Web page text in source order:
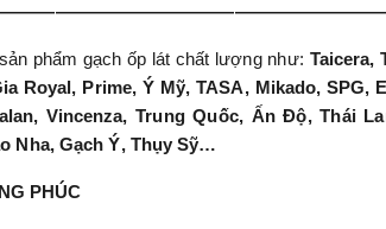
phẩm gạch ốp lát chất lượng như: Taicera,
Royal, Prime, Ý Mỹ, TASA, Mikado,
Vincenza, Trung Quốc, Ấn Độ, Thái
Nha, Gạch Ý, Thụy Sỹ…
PHÚC